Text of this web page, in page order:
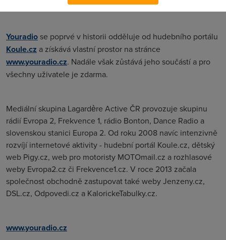
Youradio se poprvé v historii odděluje od hudebního portálu
Koule.cz a získává vlastní prostor na stránce
www.youradio.cz. Nadále však zůstává jeho součástí a pro
všechny uživatele je zdarma.
Mediální skupina Lagardère Active ČR provozuje skupinu
rádií Evropa 2, Frekvence 1, rádio Bonton, Dance Radio a
slovenskou stanici Europa 2. Od roku 2008 navíc intenzivně
rozvíjí internetové aktivity - hudební portál Koule.cz, dětský
web Pigy.cz, web pro motoristy MOTOmail.cz a rozhlasové
weby Evropa2.cz či Frekvence1.cz. V roce 2013 začala
společnost obchodně zastupovat také weby Jenzeny.cz,
DSL.cz, Odpovedi.cz a KalorickeTabulky.cz.
www.youradio.cz